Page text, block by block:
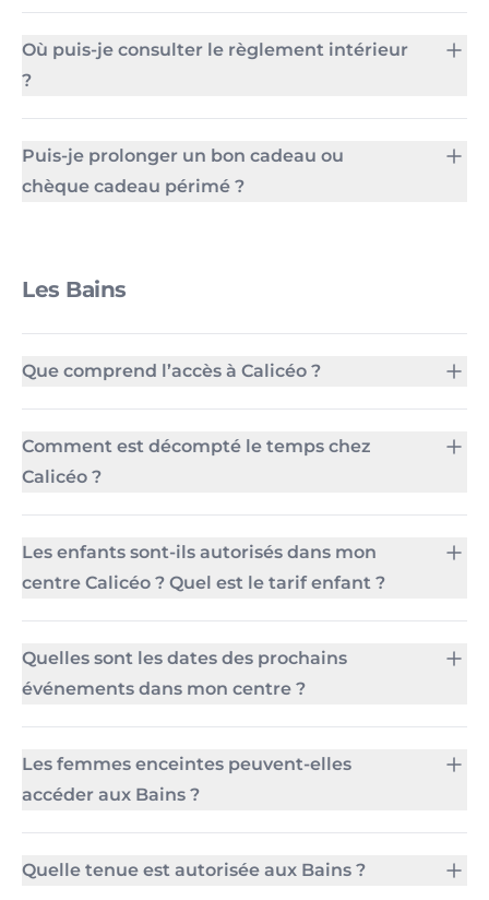
Où puis-je consulter le règlement intérieur
?
Puis-je prolonger un bon cadeau ou
chèque cadeau périmé ?
Les Bains
Que comprend l’accès à Calicéo ?
Comment est décompté le temps chez
Calicéo ?
Les enfants sont-ils autorisés dans mon
centre Calicéo ? Quel est le tarif enfant ?
Quelles sont les dates des prochains
événements dans mon centre ?
Les femmes enceintes peuvent-elles
accéder aux Bains ?
Quelle tenue est autorisée aux Bains ?